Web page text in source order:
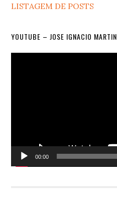
LISTAGEM DE POSTS
YOUTUBE – JOSE IGNACIO MARTIN
00:00